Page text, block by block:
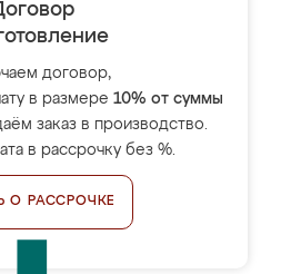
договор,
в размере 10% от суммы
заказ в производство.
в рассрочку без %.
О РАССРОЧКЕ